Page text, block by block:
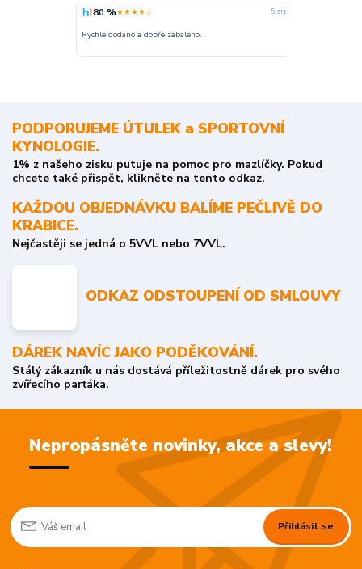
80 %★★★★☆ 5. srpna
Rychle dodáno a dobře zabaleno.
PODPORUJEME ÚTULEK a SPORTOVNÍ
KYNOLOGIE.
1% z našeho zisku putuje na pomoc pro mazlíčky. Pokud
chcete také přispět, klikněte na tento odkaz.
KAŽDOU OBJEDNÁVKU BALÍME PEČLIVĚ DO
KRABICE.
Nejčastěji se jedná o 5VVL nebo 7VVL.
ODKAZ ODSTOUPENÍ OD SMLOUVY
DÁREK NAVÍC JAKO PODĚKOVÁNÍ.
Stálý zákazník u nás dostává příležitostně dárek pro svého
zvířecího parťáka.
Nepropásněte novinky, akce a slevy!
Přihlásit se